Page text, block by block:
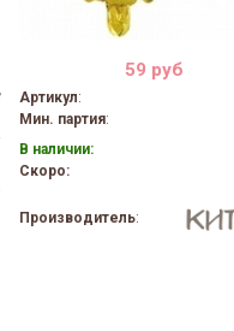
59 руб
Артикул:
Мин. партия:
В наличии:
Скоро:
Производитель: